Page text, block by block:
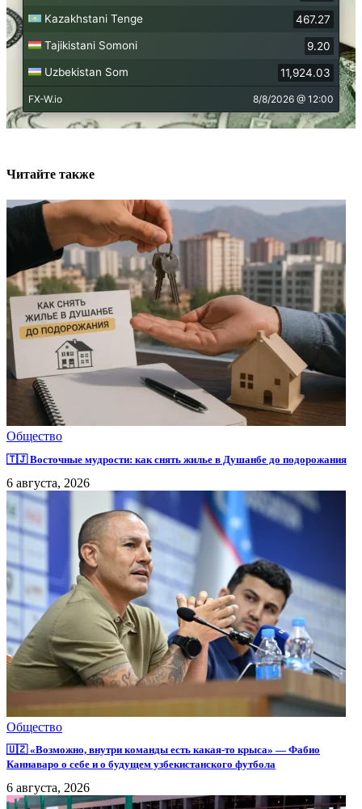
Читайте также
Общество
🇹🇯 Восточные мудрости: как снять жилье в Душанбе до подорожания
6 августа, 2026
Общество
🇺🇿 «Возможно, внутри команды есть какая-то крыса» — Фабио
Каннаваро о себе и о будущем узбекистанского футбола
6 августа, 2026